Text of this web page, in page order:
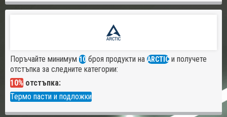
Поръчайте минимум 10 броя продукти на ARCTIC и получете
отстъпка за следните категории:
10% отстъпка:
Термо пасти и подложки